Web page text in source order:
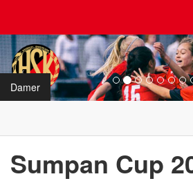
Damer
Sumpan Cup